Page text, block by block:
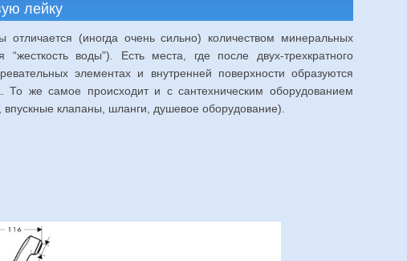
лейку
отличается (иногда очень сильно) количеством минеральных
воды”). Есть места, где после двух-трехкратного
элементах и внутренней поверхности образуются
То же самое происходит и с сантехническим оборудованием
впускные клапаны, шланги, душевое оборудование).